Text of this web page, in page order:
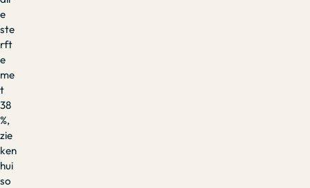
e
ste
rft
e
me
t
38
%,
zie
ken
hui
so